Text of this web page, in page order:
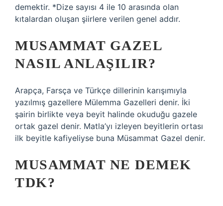
demektir. *Dize sayısı 4 ile 10 arasında olan
kıtalardan oluşan şiirlere verilen genel addır.
MUSAMMAT GAZEL
NASIL ANLAŞILIR?
Arapça, Farsça ve Türkçe dillerinin karışımıyla
yazılmış gazellere Mülemma Gazelleri denir. İki
şairin birlikte veya beyit halinde okuduğu gazele
ortak gazel denir. Matla’yı izleyen beyitlerin ortası
ilk beyitle kafiyeliyse buna Müsammat Gazel denir.
MUSAMMAT NE DEMEK
TDK?